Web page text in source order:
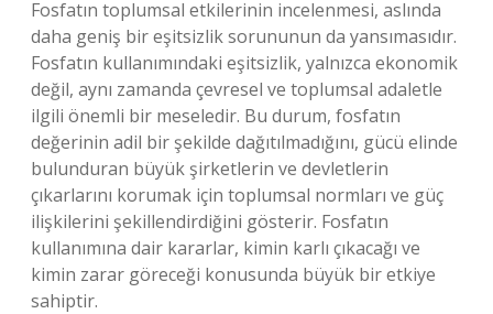
Fosfatın toplumsal etkilerinin incelenmesi, aslında
daha geniş bir eşitsizlik sorununun da yansımasıdır.
Fosfatın kullanımındaki eşitsizlik, yalnızca ekonomik
değil, aynı zamanda çevresel ve toplumsal adaletle
ilgili önemli bir meseledir. Bu durum, fosfatın
değerinin adil bir şekilde dağıtılmadığını, gücü elinde
bulunduran büyük şirketlerin ve devletlerin
çıkarlarını korumak için toplumsal normları ve güç
ilişkilerini şekillendirdiğini gösterir. Fosfatın
kullanımına dair kararlar, kimin karlı çıkacağı ve
kimin zarar göreceği konusunda büyük bir etkiye
sahiptir.